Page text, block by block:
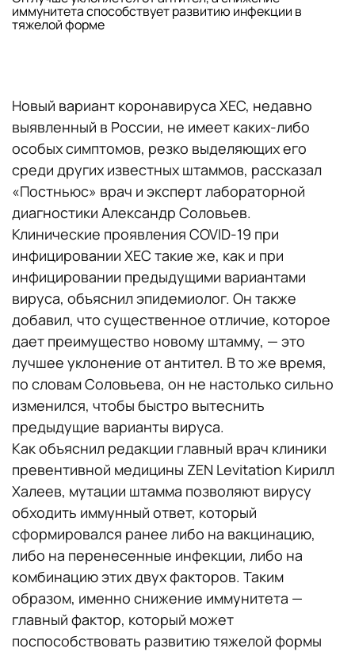
иммунитета способствует развитию инфекции в
тяжелой форме
Новый вариант коронавируса XEC, недавно
выявленный в России, не имеет каких-либо
особых симптомов, резко выделяющих его
среди других известных штаммов, рассказал
«Постньюс» врач и эксперт лабораторной
диагностики Александр Соловьев.
Клинические проявления COVID-19 при
инфицировании XEC такие же, как и при
инфицировании предыдущими вариантами
вируса, объяснил эпидемиолог. Он также
добавил, что существенное отличие, которое
дает преимущество новому штамму, — это
лучшее уклонение от антител. В то же время,
по словам Соловьева, он не настолько сильно
изменился, чтобы быстро вытеснить
предыдущие варианты вируса.
Как объяснил редакции главный врач клиники
превентивной медицины ZEN Levitation Кирилл
Халеев, мутации штамма позволяют вирусу
обходить иммунный ответ, который
сформировался ранее либо на вакцинацию,
либо на перенесенные инфекции, либо на
комбинацию этих двух факторов. Таким
образом, именно снижение иммунитета —
главный фактор, который может
поспособствовать развитию тяжелой формы